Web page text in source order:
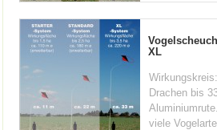
XL
Drachen bis
viele